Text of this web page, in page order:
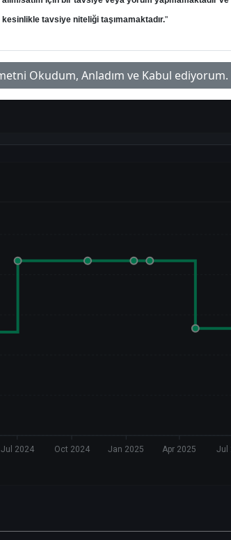
Jul 2024 Oct 2024 Jan 2025 Apr 2025 Jul
kesinlikle tavsiye niteliği taşımamaktadır."
Beyan edilen metni Okudum, Anladım ve Kabul ediyorum.